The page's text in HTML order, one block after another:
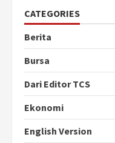
CATEGORIES
Berita
Bursa
Dari Editor TCS
Ekonomi
English Version